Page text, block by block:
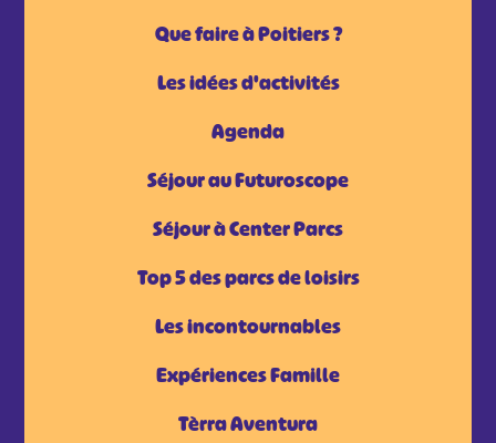
Que faire à Poitiers ?
Les idées d'activités
Agenda
Séjour au Futuroscope
Séjour à Center Parcs
Top 5 des parcs de loisirs
Les incontournables
Expériences Famille
Tèrra Aventura